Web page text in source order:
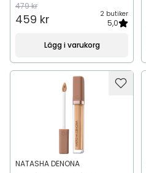
479 kr
459 kr 2 butiker
5,0
Lägg i varukorg
NATASHA DENONA